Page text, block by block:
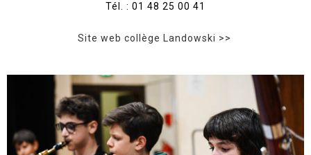
Tél. : 01 48 25 00 41
Site web collège Landowski >>